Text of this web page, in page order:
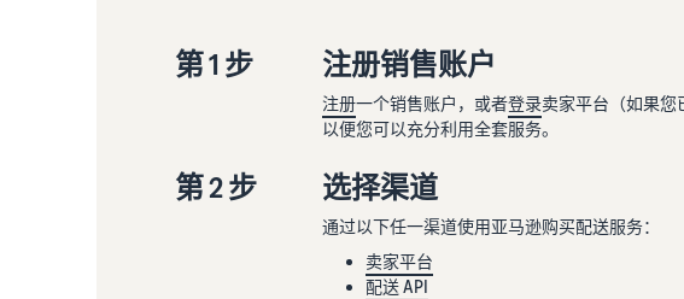
第 1 步 注册销售账户
注册一个销售账户，或者登录卖家平台（如果您
以便您可以充分利用全套服务。
第 2 步 选择渠道
通过以下任一渠道使用亚马逊购买配送服务：
卖家平台
配送 API